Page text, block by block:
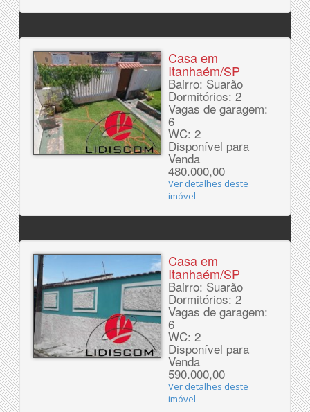
Casa em
Itanhaém/SP
Bairro: Suarão
Dormitórios: 2
Vagas de garagem:
6
WC: 2
Disponível para
Venda
480.000,00
Ver detalhes deste
imóvel
Casa em
Itanhaém/SP
Bairro: Suarão
Dormitórios: 2
Vagas de garagem:
6
WC: 2
Disponível para
Venda
590.000,00
Ver detalhes deste
imóvel